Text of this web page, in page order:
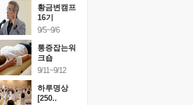
황금변캠프
16기
9/5~9/6
통증잡는워
크숍
9/11~9/12
하루명상
[250..